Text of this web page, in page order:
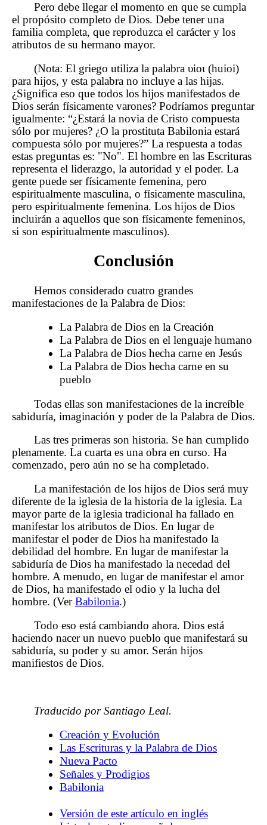
Pero debe llegar el momento en que se cumpla
el propósito completo de Dios. Debe tener una
familia completa, que reproduzca el carácter y los
atributos de su hermano mayor.
(Nota: El griego utiliza la palabra υἱοι (huioi)
para hijos, y esta palabra no incluye a las hijas.
¿Significa eso que todos los hijos manifestados de
Dios serán físicamente varones? Podríamos preguntar
igualmente: “¿Estará la novia de Cristo compuesta
sólo por mujeres? ¿O la prostituta Babilonia estará
compuesta sólo por mujeres?” La respuesta a todas
estas preguntas es: "No". El hombre en las Escrituras
representa el liderazgo, la autoridad y el poder. La
gente puede ser físicamente femenina, pero
espiritualmente masculina, o físicamente masculina,
pero espiritualmente femenina. Los hijos de Dios
incluirán a aquellos que son físicamente femeninos,
si son espiritualmente masculinos).
Conclusión
Hemos considerado cuatro grandes
manifestaciones de la Palabra de Dios:
La Palabra de Dios en la Creación
La Palabra de Dios en el lenguaje humano
La Palabra de Dios hecha carne en Jesús
La Palabra de Dios hecha carne en su
pueblo
Todas ellas son manifestaciones de la increíble
sabiduría, imaginación y poder de la Palabra de Dios.
Las tres primeras son historia. Se han cumplido
plenamente. La cuarta es una obra en curso. Ha
comenzado, pero aún no se ha completado.
La manifestación de los hijos de Dios será muy
diferente de la iglesia de la historia de la iglesia. La
mayor parte de la iglesia tradicional ha fallado en
manifestar los atributos de Dios. En lugar de
manifestar el poder de Dios ha manifestado la
debilidad del hombre. En lugar de manifestar la
sabiduría de Dios ha manifestado la necedad del
hombre. A menudo, en lugar de manifestar el amor
de Dios, ha manifestado el odio y la lucha del
hombre. (VerBabilonia.)
Todo eso está cambiando ahora. Dios está
haciendo nacer un nuevo pueblo que manifestará su
sabiduría, su poder y su amor. Serán hijos
manifiestos de Dios.
Traducido por Santiago Leal.
Creación y Evolución
Las Escrituras y la Palabra de Dios
Nueva Pacto
Señales y Prodigios
Babilonia
Versión de este artículo en inglés